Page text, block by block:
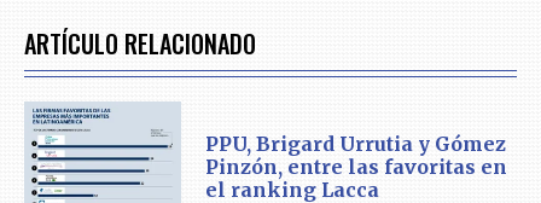
ARTÍCULO RELACIONADO
PPU, Brigard Urrutia y Gómez
Pinzón, entre las favoritas en
el ranking Lacca